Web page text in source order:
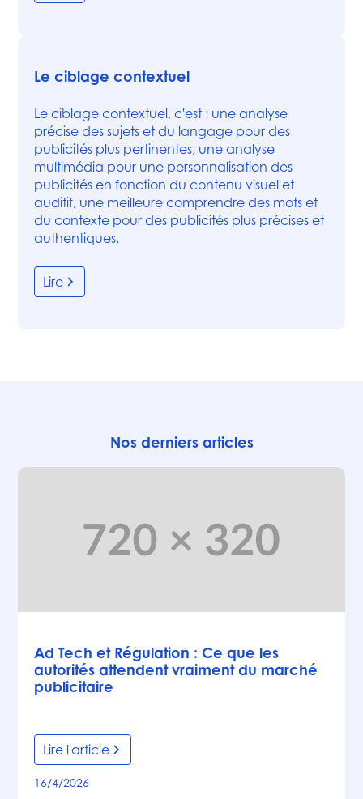
Le ciblage contextuel
Le ciblage contextuel, c'est : une analyse
précise des sujets et du langage pour des
publicités plus pertinentes, une analyse
multimédia pour une personnalisation des
publicités en fonction du contenu visuel et
auditif, une meilleure comprendre des mots et
du contexte pour des publicités plus précises et
authentiques.
Lire
Nos derniers articles
Ad Tech et Régulation : Ce que les
autorités attendent vraiment du marché
publicitaire
Lire l'article
16/4/2026